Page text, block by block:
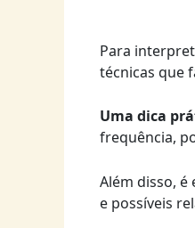
Para
técnicas que
Uma dica
frequência,
Além disso,
e possíveis